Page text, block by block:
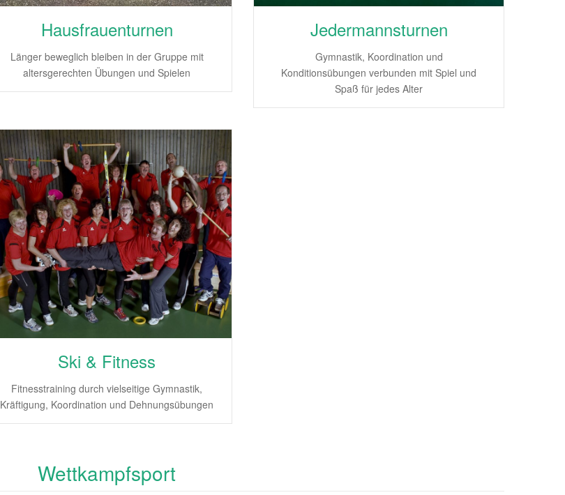
Hausfrauenturnen
Länger beweglich bleiben in der Gruppe mit
altersgerechten Übungen und Spielen
Jedermannsturnen
Gymnastik, Koordination und
Konditionsübungen verbunden mit Spiel und
Spaß für jedes Alter
Ski & Fitness
Fitnesstraining durch vielseitige Gymnastik,
Kräftigung, Koordination und Dehnungsübungen
Wettkampfsport